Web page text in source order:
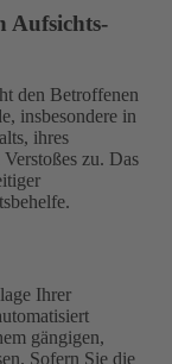
Aufsichts­
den Betroffenen
insbesondere in
ihres
zu. Das
Ihrer
gängigen,
Sofern Sie die